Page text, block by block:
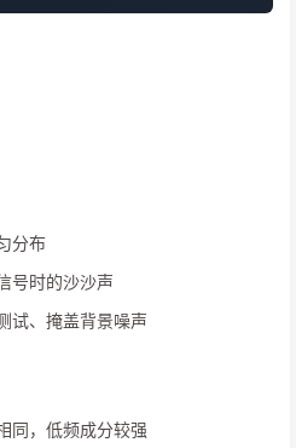
分布
号时的沙沙声
试、掩盖背景噪声
同，低频成分较强